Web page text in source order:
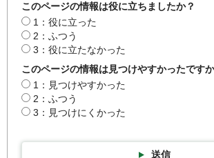
このページの情報は役に立ちましたか？
1：役に立った
2：ふつう
3：役に立たなかった
このページの情報は見つけやすかったです
1：見つけやすかった
2：ふつう
3：見つけにくかった
送信